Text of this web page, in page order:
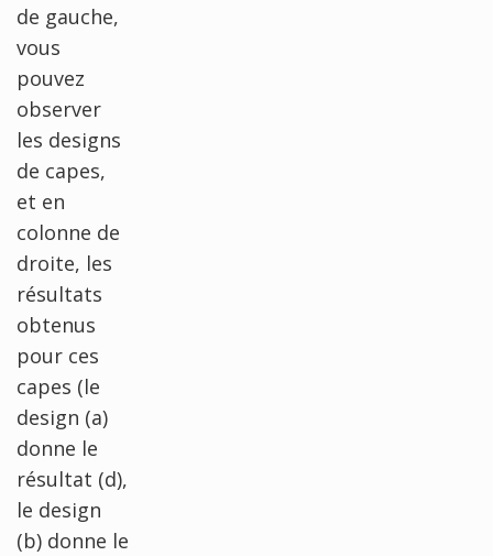
de gauche,
vous
pouvez
observer
les designs
de capes,
et en
colonne de
droite, les
résultats
obtenus
pour ces
capes (le
design (a)
donne le
résultat (d),
le design
(b) donne le